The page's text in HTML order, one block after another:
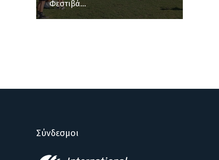
Φεστιβά...
Σύνδεσμοι